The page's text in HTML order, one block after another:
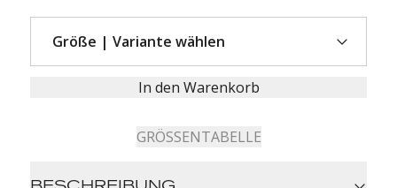
In den Warenkorb
GRÖSSENTABELLE